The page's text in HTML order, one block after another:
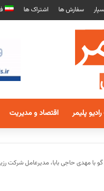
سفارش ها اشتراک ها
پلیمر اقتصاد و مدیریت
حاجی بابا، مدیرعامل شرکت رزیتان: رویکرد